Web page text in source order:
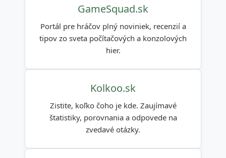
GameSquad.sk
Portál pre hráčov plný noviniek, recenzií a
tipov zo sveta počítačových a konzolových
hier.
Kolkoo.sk
Zistite, koľko čoho je kde. Zaujímavé
štatistiky, porovnania a odpovede na
zvedavé otázky.